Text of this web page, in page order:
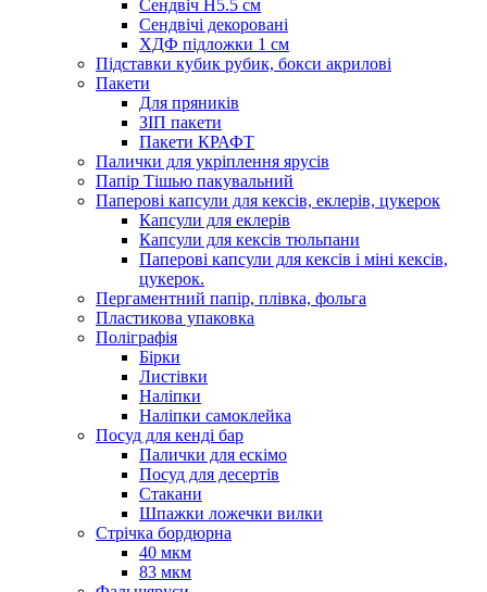
Сендвіч H5.5 см
Сендвічі декоровані
ХДФ підложки 1 см
Підставки кубик рубик, бокси акрилові
Пакети
Для пряників
ЗІП пакети
Пакети КРАФТ
Палички для укріплення ярусів
Папір Тішью пакувальний
Паперові капсули для кексів, еклерів, цукерок
Капсули для еклерів
Капсули для кексів тюльпани
Паперові капсули для кексів і міні кексів,
цукерок.
Пергаментний папір, плівка, фольга
Пластикова упаковка
Поліграфія
Бірки
Листівки
Наліпки
Наліпки самоклейка
Посуд для кенді бар
Палички для ескімо
Посуд для десертів
Стакани
Шпажки ложечки вилки
Стрічка бордюрна
40 мкм
83 мкм